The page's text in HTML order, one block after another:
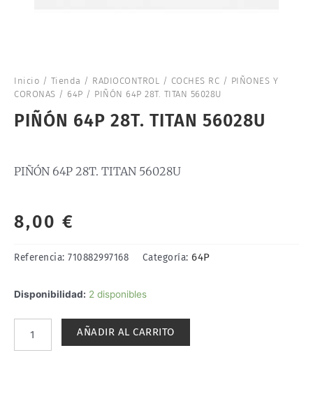
Inicio / Tienda / RADIOCONTROL / COCHES RC / PIÑONES Y
CORONAS / 64P / PIÑÓN 64P 28T. TITAN 56028U
PIÑÓN 64P 28T. TITAN 56028U
PIÑÓN 64P 28T. TITAN 56028U
8,00 €
Referencia: 710882997168 Categoría: 64P
Disponibilidad: 2 disponibles
PIÑÓN
TITAN
AÑADIR AL CARRITO